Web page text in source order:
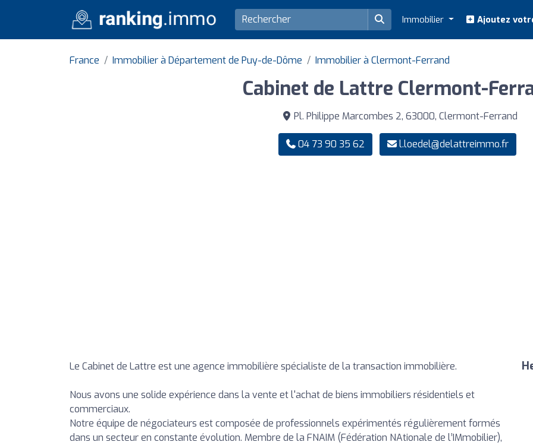
Immobilier Ajoutez
France Immobilier à Département de Puy-de-Dôme Immobilier à Clermont-Ferrand
Cabinet de Lattre Clermont-
Pl. Philippe Marcombes 2, 63000, Clermont-Ferrand
04 73 90 35 62 l.loedel@delattreimmo.fr
Le Cabinet de Lattre est une agence immobilière spécialiste de la transaction immobilière.
Nous avons une solide expérience dans la vente et l'achat de biens immobiliers résidentiels et
commerciaux.
Notre équipe de négociateurs est composée de professionnels expérimentés régulièrement formés
dans un secteur en constante évolution. Membre de la FNAIM (Fédération NAtionale de l’IMmobilier),